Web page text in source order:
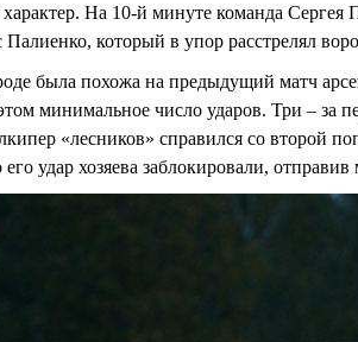
На 10-й минуте команда Сергея
который в упор расстрелял
была похожа на предыдущий матч
минимальное число ударов. Три – за
«лесников» справился со второй
удар хозяева заблокировали, отправив